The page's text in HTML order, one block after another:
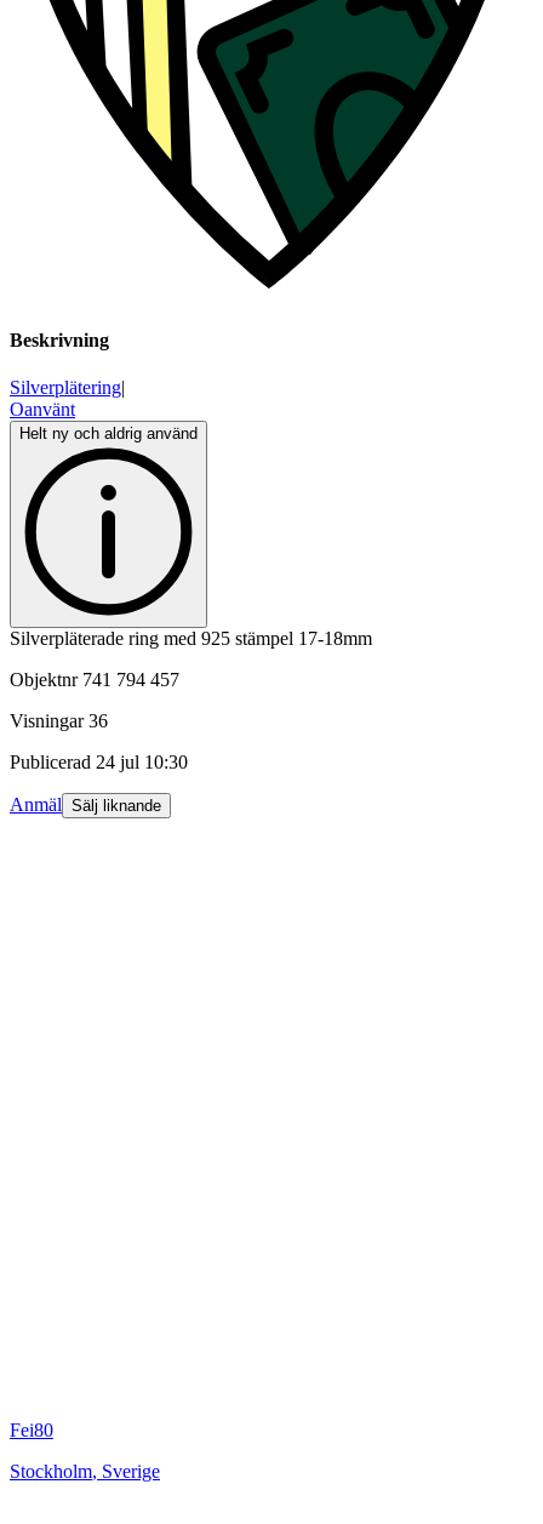
Beskrivning
Silverplätering|
Oanvänt
Helt ny och aldrig använd
Silverpläterade ring med 925 stämpel 17-18mm
Objektnr 741 794 457
Visningar 36
Publicerad 24 jul 10:30
Anmäl Sälj liknande
Fei80
Stockholm, Sverige